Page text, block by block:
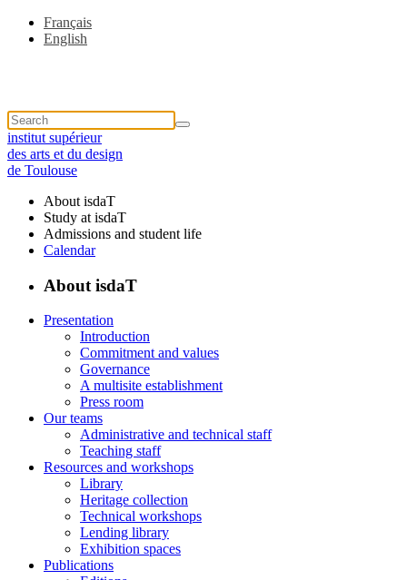
Français
English
institut supérieur
des arts et du design
de Toulouse
About isdaT
Study at isdaT
Admissions and student life
Calendar
About isdaT
Presentation
Introduction
Commitment and values
Governance
A multisite establishment
Press room
Our teams
Administrative and technical staff
Teaching staff
Resources and workshops
Library
Heritage collection
Technical workshops
Lending library
Exhibition spaces
Publications